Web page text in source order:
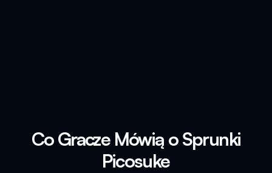
Co Gracze Mówią o Sprunki
Picosuke